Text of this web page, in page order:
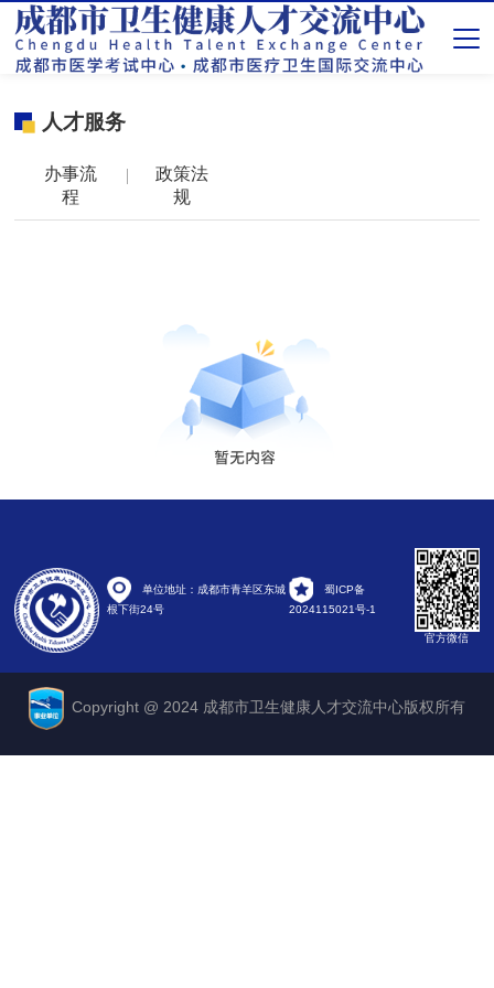
人才服务
办事流
程
政策法
规
单位地址：成都市青羊区东城
根下街24号
蜀ICP备
2024115021号-1
官方微信
Copyright @ 2024 成都市卫生健康人才交流中心版权所有